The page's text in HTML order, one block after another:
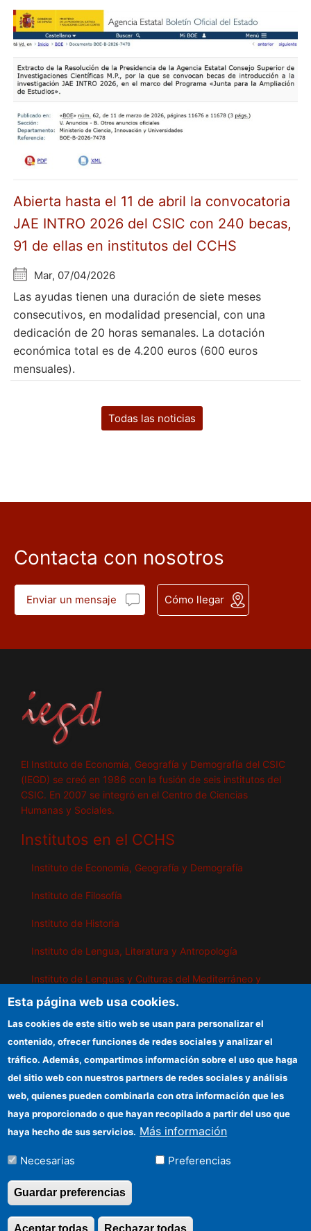
Abierta hasta el 11 de abril la convocatoria
JAE INTRO 2026 del CSIC con 240 becas,
91 de ellas en institutos del CCHS
Mar, 07/04/2026
Las ayudas tienen una duración de siete meses
consecutivos, en modalidad presencial, con una
dedicación de 20 horas semanales. La dotación
económica total es de 4.200 euros (600 euros
mensuales).
Todas las noticias
Contacta con nosotros
Enviar un mensaje Cómo llegar
El Instituto de Economía, Geografía y Demografía del CSIC
(IEGD) se creó en 1986 con la fusión de seis institutos del
CSIC. En 2007 se integró en el Centro de Ciencias
Humanas y Sociales.
Institutos en el CCHS
Instituto de Economía, Geografía y Demografía
Instituto de Filosofía
Instituto de Historia
Instituto de Lengua, Literatura y Antropología
Instituto de Lenguas y Culturas del Mediterráneo y
Instituto de Políticas y Bienes Públicos
IEGD
Sede electrónica CSIC
Organismos financiadores
Información para proveedores
Cómo llegar
Esta página web usa cookies.
Las cookies de este sitio web se usan para personalizar el
contenido, ofrecer funciones de redes sociales y analizar el
tráfico. Además, compartimos información sobre el uso que haga
del sitio web con nuestros partners de redes sociales y análisis
web, quienes pueden combinarla con otra información que les
haya proporcionado o que hayan recopilado a partir del uso que
haya hecho de sus servicios. Más información
Necesarias Preferencias
Guardar preferencias
Rechazar todas
Aceptar todas